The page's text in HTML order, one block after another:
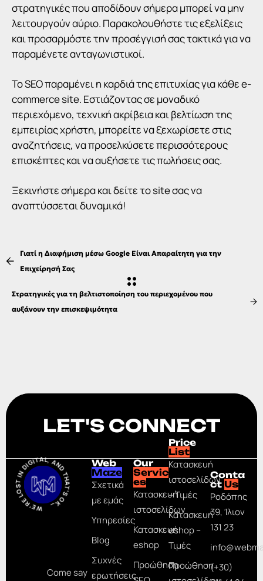
στρατηγικές που αποδίδουν σήμερα μπορεί να μην
λειτουργούν αύριο. Παρακολουθήστε τις εξελίξεις
και προσαρμόστε την προσέγγισή σας τακτικά για να
παραμένετε ανταγωνιστικοί.
ΤοSEOπαραμένει η καρδιά της επιτυχίας για κάθε e-
commerce site. Εστιάζοντας σε μοναδικό
περιεχόμενο, τεχνική ακρίβεια και βελτίωση της
εμπειρίας χρήστη, μπορείτε να ξεχωρίσετε στις
αναζητήσεις, να προσελκύσετε περισσότερους
επισκέπτες και να αυξήσετε τις πωλήσεις σας.
Ξεκινήστε σήμερα και δείτε το site σας να
αναπτύσσεται δυναμικά!
Γιατί η Διαφήμιση μέσω Google Είναι Απαραίτητη για την
Επιχείρησή Σας
Στρατηγικές για τη βελτιστοποίηση του περιεχομένου που
αυξάνουν την επισκεψιμότητα
LET'S CONNECT
WE’RE LOST IN DIGITAL, AND THAT’S OK_
Come say
Web
Maze
Σχετικά
με εμάς
Υπηρεσίες
Blog
Συχνές
ερωτήσεις
Our
Servic
es
Κατασκευή
ιστοσελίδων
Κατασκευή
eshop
Προώθηση
Price
List
Κατασκευή
ιστοσελίδων
– Τιμές
Κατασκευή
eshop –
Τιμές
Προώθηση
Conta
ct Us
Ροδόπης
39, Ίλιον
131 23
(+30)